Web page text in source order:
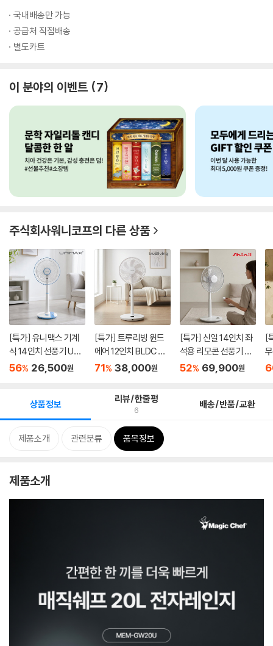
국내배송만 가능
공급처 직접배송
별도카트
이 분야의 이벤트 7
주식회사워니코프의 다른 상품
[특가] 유니맥스 기계
식 14인치 선풍기 UMF
-8483...
56% 26,500원
[특가] 트루리빙 윈드
에어 12인치 BLDC 선
풍기 T...
71% 38,000원
[특가] 신일 14인치 좌
석용 리모콘 선풍기 SIF
-A...
52% 69,900원
[
-
상품정보 리뷰/한줄평
6 배송/반품/교환
제품소개 관련분류 품목정보
제품소개